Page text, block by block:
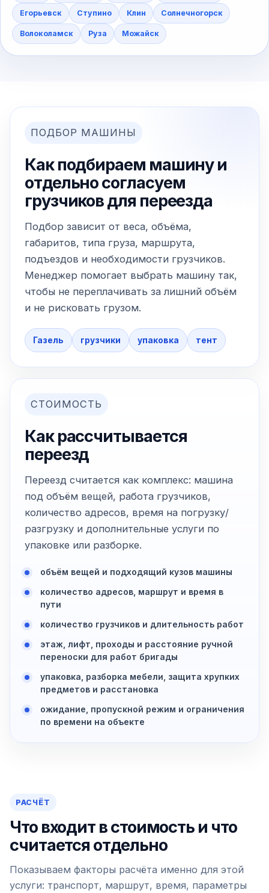
Егорьевск Ступино Клин Солнечногорск
Волоколамск Руза Можайск
ПОДБОР МАШИНЫ
Как подбираем машину и
отдельно согласуем
грузчиков для переезда
Подбор зависит от веса, объёма,
габаритов, типа груза, маршрута,
подъездов и необходимости грузчиков.
Менеджер помогает выбрать машину так,
чтобы не переплачивать за лишний объём
и не рисковать грузом.
Газель грузчики упаковка тент
СТОИМОСТЬ
Как рассчитывается
переезд
Переезд считается как комплекс: машина
под объём вещей, работа грузчиков,
количество адресов, время на погрузку/
разгрузку и дополнительные услуги по
упаковке или разборке.
объём вещей и подходящий кузов машины
количество адресов, маршрут и время в
пути
количество грузчиков и длительность работ
этаж, лифт, проходы и расстояние ручной
переноски для работ бригады
упаковка, разборка мебели, защита хрупких
предметов и расстановка
ожидание, пропускной режим и ограничения
по времени на объекте
РАСЧЁТ
Что входит в стоимость и что
считается отдельно
Показываем факторы расчёта именно для этой
услуги: транспорт, маршрут, время, параметры